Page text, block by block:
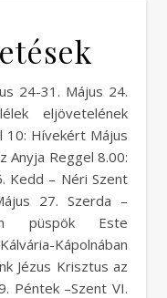
eljövetelének
10: Hívekért Május
Anyja Reggel 8.00:
Kedd – Néri Szent
27. Szerda –
püspök Este
Kápolnában
Jézus Krisztus az
Péntek –Szent VI.